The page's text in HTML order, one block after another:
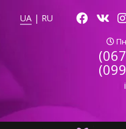
UA | RU